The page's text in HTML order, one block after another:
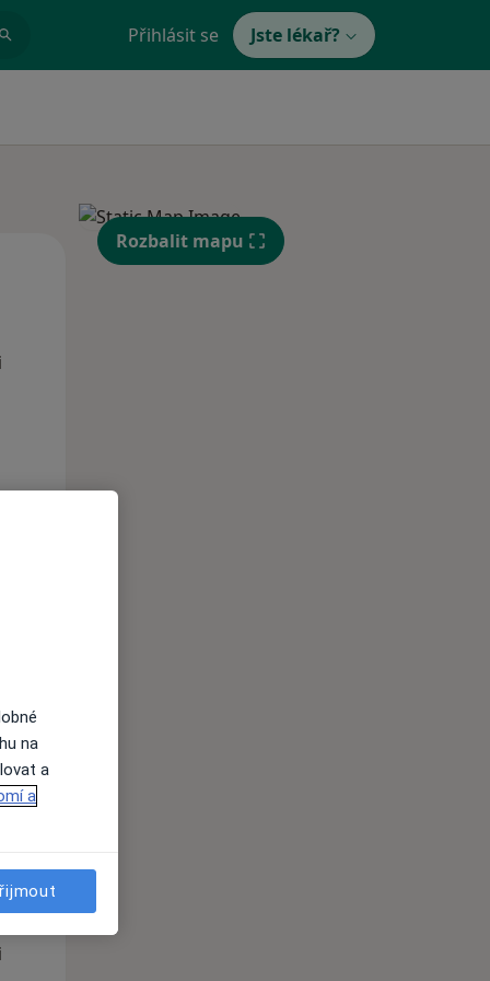
Přihlásit se Jste lékař?
Út St
10 Srpen
Rozbalit mapu
na
a
a